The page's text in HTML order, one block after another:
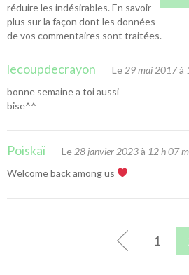
réduire les indésirables. En savoir
plus sur la façon dont les données
de vos commentaires sont traitées.
lecoupdecrayon Le 29 mai 2017à
bonne semaine a toi aussi
bise^^
Poiskaï Le 28 janvier 2023à 12 h 07
Welcome back among us
1